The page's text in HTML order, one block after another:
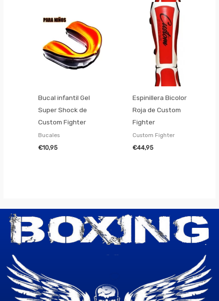
Bucal infantil Gel
Super Shock de
Custom Fighter
Bucales
€10,95
Espinillera Bicolor
Roja de Custom
Fighter
Custom Fighter
€44,95